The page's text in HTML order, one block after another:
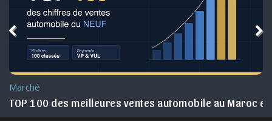
en 2025
Essai
Nouveau BMW X3 2025 : un Best-seller réinventé !